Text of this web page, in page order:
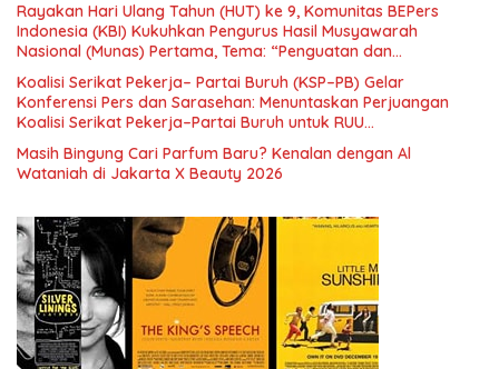
Rayakan Hari Ulang Tahun (HUT) ke 9, Komunitas BEPers
Indonesia (KBI) Kukuhkan Pengurus Hasil Musyawarah
Nasional (Munas) Pertama, Tema: “Penguatan dan
Pengembangan Organisasi KBI yang Berbasis Riset di seluruh
Indonesia dan Mancanegara”.
Koalisi Serikat Pekerja– Partai Buruh (KSP–PB) Gelar
Konferensi Pers dan Sarasehan: Menuntaskan Perjuangan
Koalisi Serikat Pekerja–Partai Buruh untuk RUU
Ketenagakerjaan Baru.
Masih Bingung Cari Parfum Baru? Kenalan dengan Al
Wataniah di Jakarta X Beauty 2026